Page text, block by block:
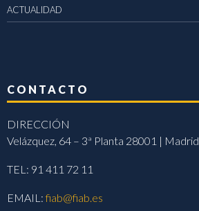
ACTUALIDAD
CONTACTO
DIRECCIÓN
Velázquez, 64 – 3ª Planta 28001 | Madrid
TEL: 91 411 72 11
EMAIL:fiab@fiab.es